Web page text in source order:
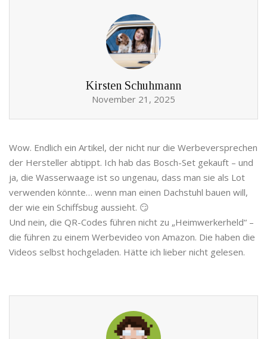
Kirsten Schuhmann
November 21, 2025
Wow. Endlich ein Artikel, der nicht nur die Werbeversprechen
der Hersteller abtippt. Ich hab das Bosch-Set gekauft – und
ja, die Wasserwaage ist so ungenau, dass man sie als Lot
verwenden könnte… wenn man einen Dachstuhl bauen will,
der wie ein Schiffsbug aussieht. 😏
Und nein, die QR-Codes führen nicht zu „Heimwerkerheld“ –
die führen zu einem Werbevideo von Amazon. Die haben die
Videos selbst hochgeladen. Hätte ich lieber nicht gelesen.